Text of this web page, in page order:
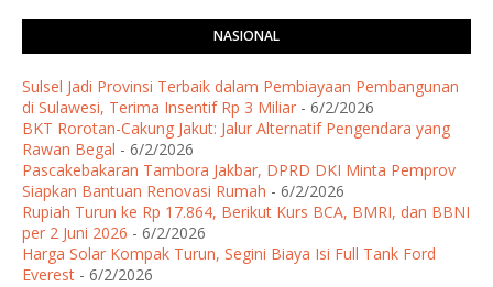
NASIONAL
Sulsel Jadi Provinsi Terbaik dalam Pembiayaan Pembangunan
di Sulawesi, Terima Insentif Rp 3 Miliar - 6/2/2026
BKT Rorotan-Cakung Jakut: Jalur Alternatif Pengendara yang
Rawan Begal - 6/2/2026
Pascakebakaran Tambora Jakbar, DPRD DKI Minta Pemprov
Siapkan Bantuan Renovasi Rumah - 6/2/2026
Rupiah Turun ke Rp 17.864, Berikut Kurs BCA, BMRI, dan BBNI
per 2 Juni 2026 - 6/2/2026
Harga Solar Kompak Turun, Segini Biaya Isi Full Tank Ford
Everest - 6/2/2026